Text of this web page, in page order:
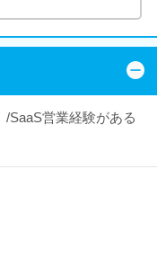
/SaaS営業経験がある